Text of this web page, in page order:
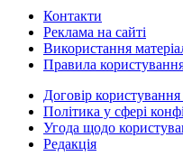
Контакти
Реклама на сайті
Використання
Правила
Договір
Політика у сфері
Угода щодо
Редакція